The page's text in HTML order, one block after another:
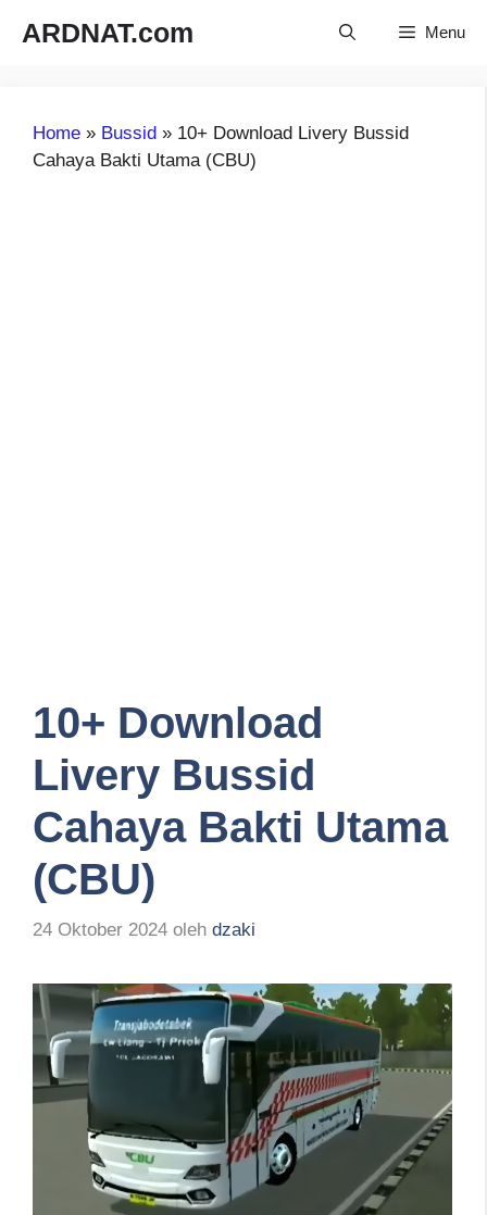
ARDNAT.com Menu
Home » Bussid » 10+ Download Livery Bussid
Cahaya Bakti Utama (CBU)
10+ Download
Livery Bussid
Cahaya Bakti Utama
(CBU)
24 Oktober 2024 oleh dzaki